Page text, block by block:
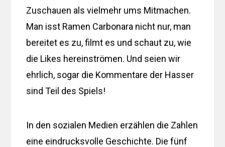
Zuschauen als vielmehr ums Mitmachen.
Man isst Ramen Carbonara nicht nur, man
bereitet es zu, filmt es und schaut zu, wie
die Likes hereinströmen. Und seien wir
ehrlich, sogar die Kommentare der Hasser
sind Teil des Spiels!
In den sozialen Medien erzählen die Zahlen
eine eindrucksvolle Geschichte. Die fünf